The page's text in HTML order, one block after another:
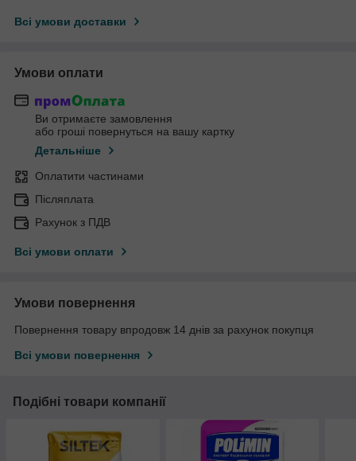
Всі умови доставки
Умови оплати
Ви отримаєте замовлення
або гроші повернуться на вашу картку
Детальніше
Оплатити частинами
Післяплата
Рахунок з ПДВ
Всі умови оплати
Умови повернення
Повернення товару впродовж 14 днів за рахунок покупця
Всі умови повернення
Подібні товари компанії